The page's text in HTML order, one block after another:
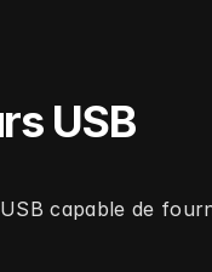
USB
capable de